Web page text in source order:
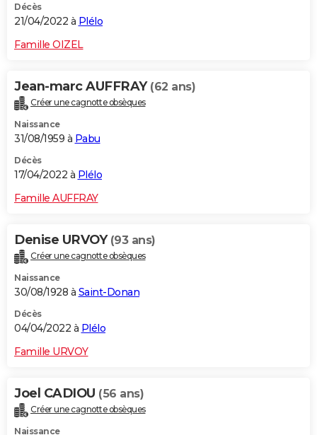
Décès
21/04/2022 à Plélo
Famille OIZEL
Jean-marc AUFFRAY (62 ans)
Créer une cagnotte obsèques
Naissance
31/08/1959 à Pabu
Décès
17/04/2022 à Plélo
Famille AUFFRAY
Denise URVOY (93 ans)
Créer une cagnotte obsèques
Naissance
30/08/1928 à Saint-Donan
Décès
04/04/2022 à Plélo
Famille URVOY
Joel CADIOU (56 ans)
Créer une cagnotte obsèques
Naissance